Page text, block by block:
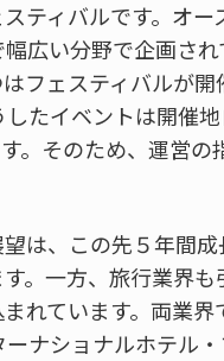
ティバルです。オ
広い分野で企画さ
フェスティバルが
たイベントは開催
。そのため、運営
は、この先５年間
。一方、旅行業界
れています。両業
ナショナルホテル